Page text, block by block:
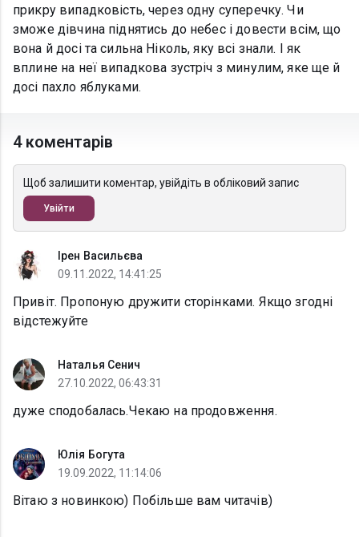
прикру випадковість, через одну суперечку. Чи
зможе дівчина піднятись до небес і довести всім, що
вона й досі та сильна Ніколь, яку всі знали. І як
вплине на неї випадкова зустріч з минулим, яке ще й
досі пахло яблуками.
4 коментарів
Щоб залишити коментар, увійдіть в обліковий запис
Увійти
Ірен Васильєва
09.11.2022, 14:41:25
Привіт. Пропоную дружити сторінками. Якщо згодні
відстежуйте
Наталья Сенич
27.10.2022, 06:43:31
дуже сподобалась.Чекаю на продовження.
Юлія Богута
19.09.2022, 11:14:06
Вітаю з новинкою) Побільше вам читачів)